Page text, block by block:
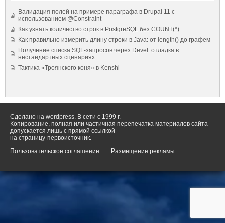
Валидация полей на примере параграфа в Drupal 11 с
использованием @Constraint
Как узнать количество строк в PostgreSQL без COUNT(*)
Как правильно измерить длину строки в Java: от length() до графем
Получение списка SQL-запросов через Devel: отладка в
нестандартных сценариях
Тактика «Троянского коня» в Kenshi
Сделано на wordpress. В сети с 1999 г.
Копирование, полная или частичная перепечатка материалов сайта
допускается лишь с прямой ссылкой
на страницу-первоисточник.
Пользовательское соглашение
Размещение рекламы